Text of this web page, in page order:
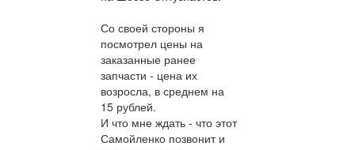
Со своей стороны я
посмотрел цены на
заказанные ранее
запчасти - цена их
возросла, в среднем на
15 рублей.
И что мне ждать - что этот
Самойленко позвонит и